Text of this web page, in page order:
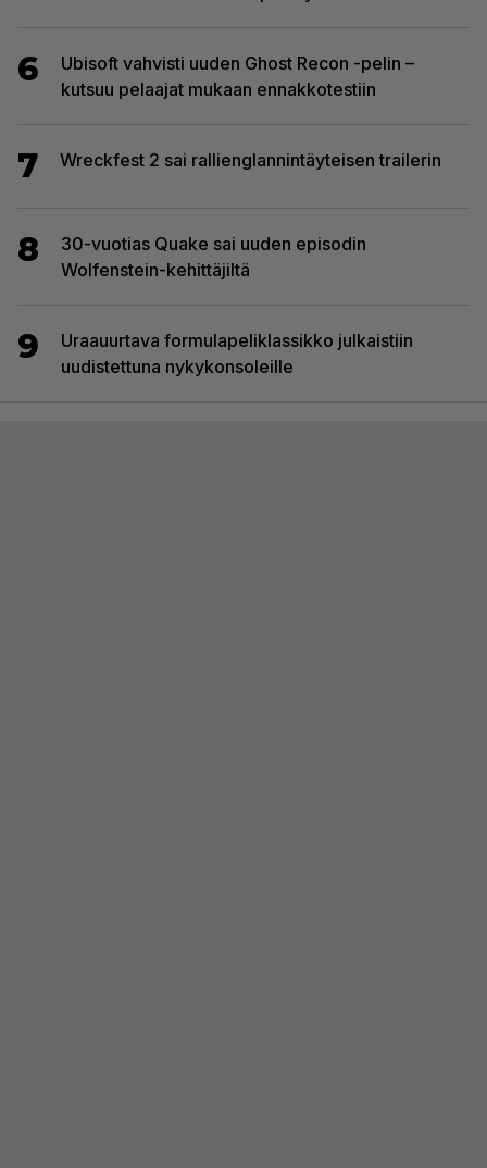
6
Ubisoft vahvisti uuden Ghost Recon -pelin –
kutsuu pelaajat mukaan ennakkotestiin
7 Wreckfest 2 sai rallienglannintäyteisen trailerin
8
30-vuotias Quake sai uuden episodin
Wolfenstein-kehittäjiltä
9
Uraauurtava formulapeliklassikko julkaistiin
uudistettuna nykykonsoleille